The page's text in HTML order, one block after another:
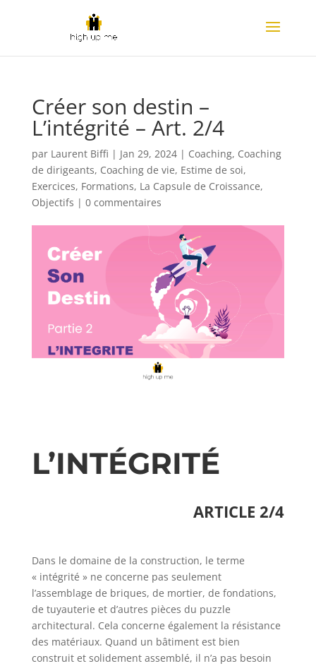
Créer son destin –
L’intégrité – Art. 2/4
par Laurent Biffi | Jan 29, 2024| Coaching, Coaching
de dirigeants, Coaching de vie, Estime de soi,
Exercices, Formations, La Capsule de Croissance,
Objectifs | 0 commentaires
L’INTÉGRITÉ
ARTICLE 2/4
Dans le domaine de la construction, le terme
« intégrité » ne concerne pas seulement
l’assemblage de briques, de mortier, de fondations,
de tuyauterie et d’autres pièces du puzzle
architectural. Cela concerne également la résistance
des matériaux. Quand un bâtiment est bien
construit et solidement assemblé, il n’a pas besoin